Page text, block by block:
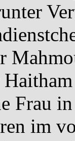
Frau
im